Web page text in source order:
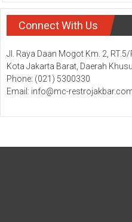
Connect With Us
Jl. Raya Daan Mogot Km. 2,
Kota Jakarta Barat, Daerah
Phone: (021) 5300330
Email: info@mc-